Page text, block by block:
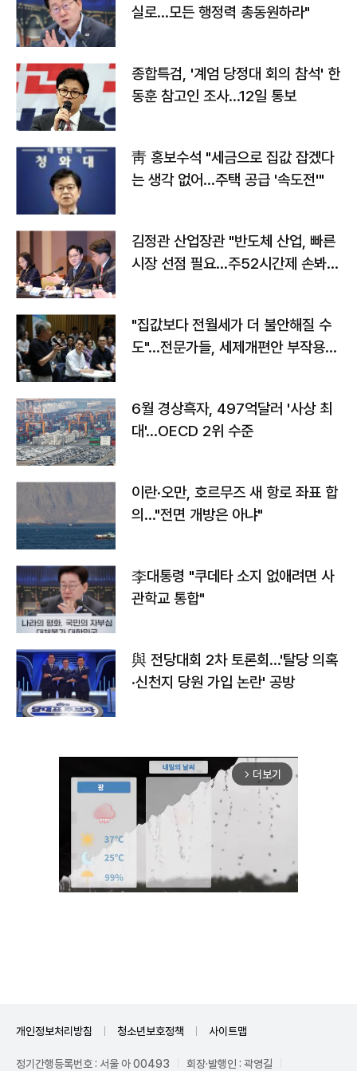
실로…모든 행정력 총동원하라"
종합특검, '계엄 당정대 회의 참석' 한
동훈 참고인 조사...12일 통보
靑 홍보수석 "세금으로 집값 잡겠다
는 생각 없어…주택 공급 '속도전'"
김정관 산업장관 "반도체 산업, 빠른
시장 선점 필요…주52시간제 손봐
"집값보다 전월세가 더 불안해질 수
도"…전문가들, 세제개편안 부작용
6월 경상흑자, 497억달러 '사상 최
대'…OECD 2위 수준
이란·오만, 호르무즈 새 항로 좌표 합
의…"전면 개방은 아냐"
李대통령 "쿠데타 소지 없애려면 사
관학교 통합"
與 전당대회 2차 토론회…'탈당 의혹
·신천지 당원 가입 논란' 공방
arrow_forward_ios 더보기
개인정보처리방침 청소년보호정책 사이트맵
정기간행등록번호 : 서울 아 00493 회장·발행인 : 곽영길